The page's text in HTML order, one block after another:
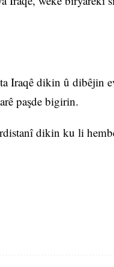
Iraqê dikin û dibêjin
paşde bigirin.
dikin ku li